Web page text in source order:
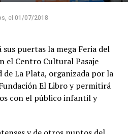
el 01/07/2018
puertas la mega Feria del
el Centro Cultural Pasaje
de La Plata, organizada por la
El Libro y permitirá
con el público infantil y